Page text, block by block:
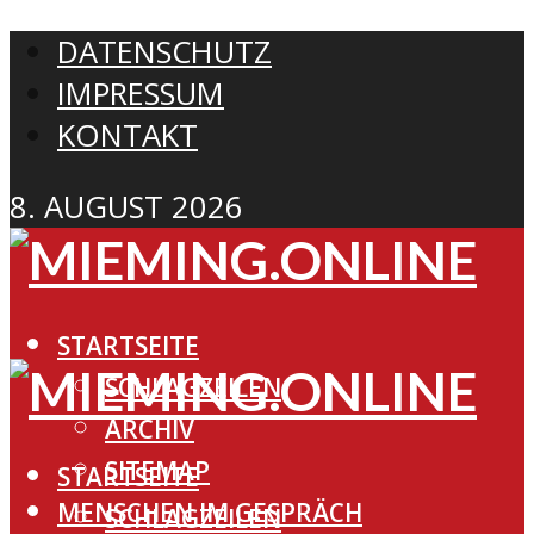
DATENSCHUTZ
IMPRESSUM
KONTAKT
8. AUGUST 2026
STARTSEITE
SCHLAGZEILEN
ARCHIV
SITEMAP
MENSCHEN IM GESPRÄCH
STARTSEITE
SCHLAGZEILEN